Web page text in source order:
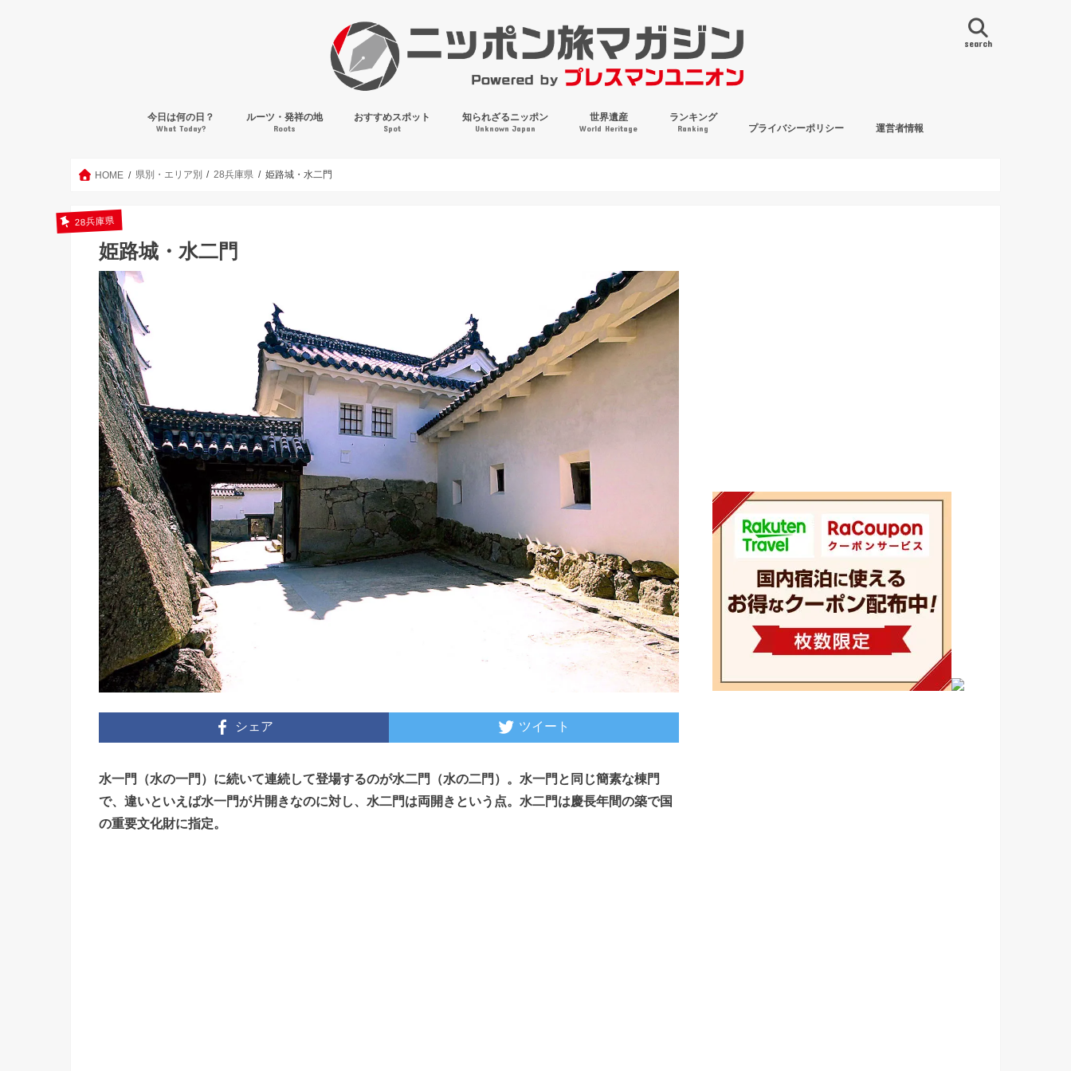
search
今日は何の日？
What Today?
ルーツ・発祥の地
Roots
おすすめスポット
Spot
知られざるニッポン
Unknown Japan
世界遺産
World Heritage
ランキング
Ranking プライバシーポリシー 運営者情報
HOME 県別・エリア別 28兵庫県 姫路城・水二門
28兵庫県
姫路城・水二門
シェア ツイート
水一門（水の一門）に続いて連続して登場するのが水二門（水の二門）。水一門と同じ簡素な棟門
で、違いといえば水一門が片開きなのに対し、水二門は両開きという点。水二門は慶長年間の築で国
の重要文化財に指定。